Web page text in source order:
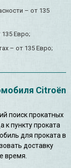
– от 135
135 Евро;
– от 135 Евро;
Citroën
поиск прокатных
к пункту проката
для проката в
доставку
время.